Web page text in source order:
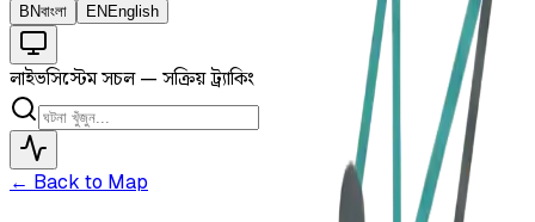
BNবাংলা EN English
লাইভসিস্টেম সচল — সক্রিয় ট্র্যাকিং
← Back to Map